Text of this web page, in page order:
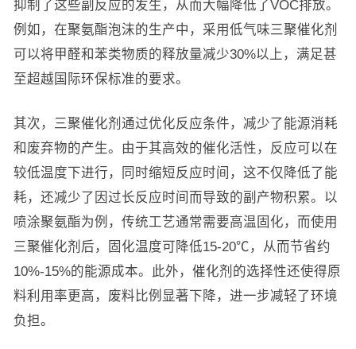
抑制了这些副反应的发生，从而大幅降低了VOC排放。
例如，在聚氨酯泡沫的生产中，采用低气味三聚催化剂
可以将甲醛和苯类物质的释放量减少30%以上，满足甚
至超越国际环保标准的要求。
其次，三聚催化剂通过优化反应条件，减少了能源消耗
和废弃物的产生。由于其高效的催化活性，反应可以在
较低温度下进行，同时缩短反应时间，这不仅降低了能
耗，还减少了因过长反应时间而导致的副产物积累。以
喷涂聚氨酯为例，传统工艺通常需要高温固化，而使用
三聚催化剂后，固化温度可降低15-20℃，从而节省约
10%-15%的能源成本。此外，催化剂的选择性还使得原
料利用率更高，废料比例显著下降，进一步减轻了环境
负担。